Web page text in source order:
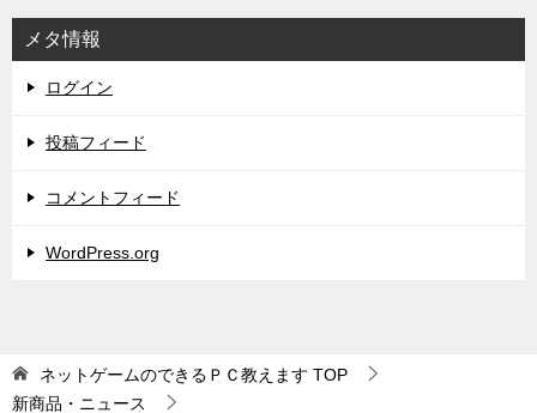
メタ情報
ログイン
投稿フィード
コメントフィード
WordPress.org
ネットゲームのできるＰＣ教えます TOP
新商品・ニュース